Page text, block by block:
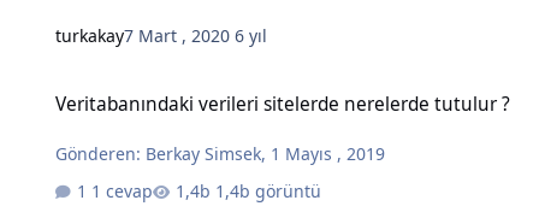
turkakay7 Mart , 20206 yıl
Veritabanındaki verileri sitelerde nerelerde tutulur ?
Gönderen: Berkay Simsek, 1 Mayıs , 2019
1 cevap
1,4b görüntü